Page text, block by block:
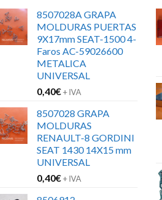
8507028A GRAPA
MOLDURAS PUERTAS
9X17mm SEAT-1500 4-
Faros AC-59026600
METALICA
UNIVERSAL
0,40€+ IVA
8507028 GRAPA
MOLDURAS
RENAULT-8 GORDINI
SEAT 1430 14X15 mm
UNIVERSAL
0,40€+ IVA